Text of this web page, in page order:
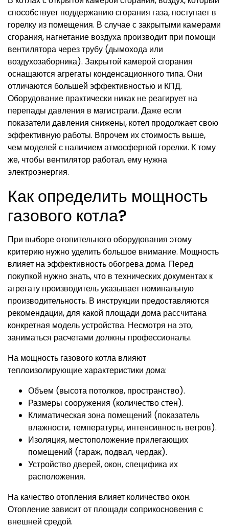
способствует поддержанию сгорания газа, поступает в
горелку из помещения. В случае с закрытыми камерами
сгорания, нагнетание воздуха производит при помощи
вентилятора через трубу (дымохода или
воздухозаборника). Закрытой камерой сгорания
оснащаются агрегаты конденсационного типа. Они
отличаются большей эффективностью и КПД.
Оборудование практически никак не реагирует на
перепады давления в магистрали. Даже если
показатели давления снижены, котел продолжает свою
эффективную работы. Впрочем их стоимость выше,
чем моделей с наличием атмосферной горелки. К тому
же, чтобы вентилятор работал, ему нужна
электроэнергия.
Как определить мощность
газового котла?
При выборе отопительного оборудования этому
критерию нужно уделить большое внимание. Мощность
влияет на эффективность обогрева дома. Перед
покупкой нужно знать, что в технических документах к
агрегату производитель указывает номинальную
производительность. В инструкции предоставляются
рекомендации, для какой площади дома рассчитана
конкретная модель устройства. Несмотря на это,
заниматься расчетами должны профессионалы.
На мощность газового котла влияют
теплоизолирующие характеристики дома:
Объем (высота потолков, пространство).
Размеры сооружения (количество стен).
Климатическая зона помещений (показатель
влажности, температуры, интенсивность ветров).
Изоляция, местоположение прилегающих
помещений (гараж, подвал, чердак).
Устройство дверей, окон, специфика их
расположения.
На качество отопления влияет количество окон.
Отопление зависит от площади соприкосновения с
внешней средой.